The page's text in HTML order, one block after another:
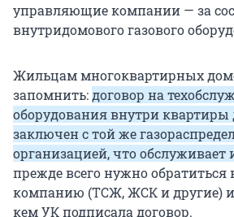
управляющие компании — за
внутридомового газового
Жильцам многоквартирных
запомнить: договор на
оборудования внутри
заключен с той же
организацией, что обслуживает
прежде всего нужно
компанию (ТСЖ, ЖСК и другие) и
кем УК подписала договор.